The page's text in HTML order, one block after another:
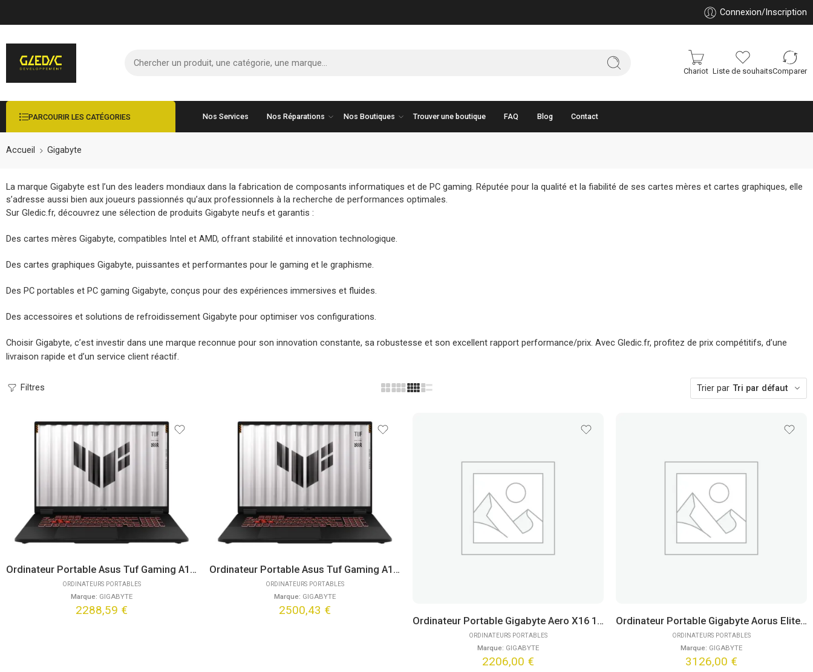
Connexion/Inscription
Chariot Liste de souhaitsComparer
PARCOURIR LES CATÉGORIES Nos Services Nos Réparations Nos Boutiques Trouver une boutique FAQ Blog Contact
Accueil Gigabyte
La marque Gigabyte est l’un des leaders mondiaux dans la fabrication de composants informatiques et de PC gaming. Réputée pour la qualité et la fiabilité de ses cartes mères et cartes graphiques, elle
s’adresse aussi bien aux joueurs passionnés qu’aux professionnels à la recherche de performances optimales.
Sur Gledic.fr, découvrez une sélection de produits Gigabyte neufs et garantis :
Des cartes mères Gigabyte, compatibles Intel et AMD, offrant stabilité et innovation technologique.
Des cartes graphiques Gigabyte, puissantes et performantes pour le gaming et le graphisme.
Des PC portables et PC gaming Gigabyte, conçus pour des expériences immersives et fluides.
Des accessoires et solutions de refroidissement Gigabyte pour optimiser vos configurations.
Choisir Gigabyte, c’est investir dans une marque reconnue pour son innovation constante, sa robustesse et son excellent rapport performance/prix. Avec Gledic.fr, profitez de prix compétitifs, d’une
livraison rapide et d’un service client réactif.
Filtres Trier par Tri par défaut
ORDINATEURS PORTABLES
Marque: GIGABYTE
Ordinateur Portable Asus Tuf Gaming A18 TUF808UM-DICS8103W (18″)
2288,59 €
ORDINATEURS PORTABLES
Marque: GIGABYTE
Ordinateur Portable Asus Tuf Gaming A18 TUF808UP-DICS9097W (18″)
2500,43 €
ORDINATEURS PORTABLES
Marque: GIGABYTE
Ordinateur Portable Gigabyte Aero X16 1WH93FRC94AH (16″)
2206,00 €
ORDINATEURS PORTABLES
Marque: GIGABYTE
Ordinateur Portable Gigabyte Aorus Elite 16 BWHC3FRC65SP (16″) Win11 Pro
3126,00 €